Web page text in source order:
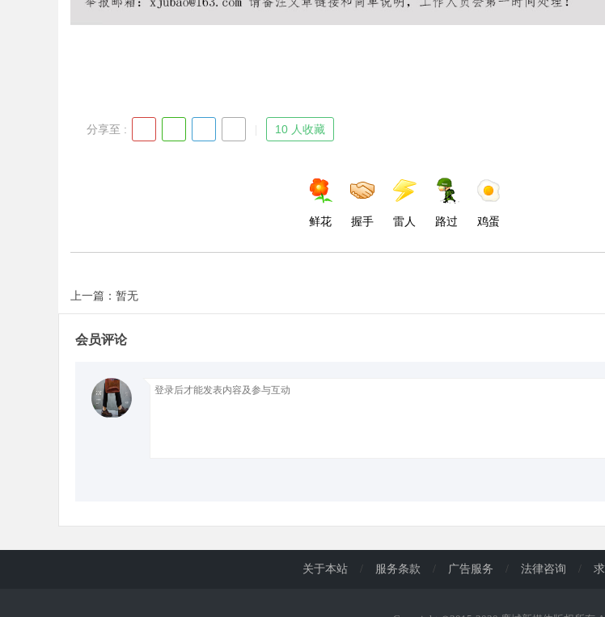
d
分享至 : 10 人收藏
鲜花 握手 雷人 路过 鸡蛋
上一篇：暂无
会员评论
关于本站 / 服务条款 / 广告服务 / 法律咨询 /